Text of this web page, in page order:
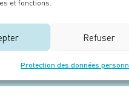
et fonctions.
Refuser
Protection des données